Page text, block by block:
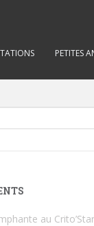
PETITES
au